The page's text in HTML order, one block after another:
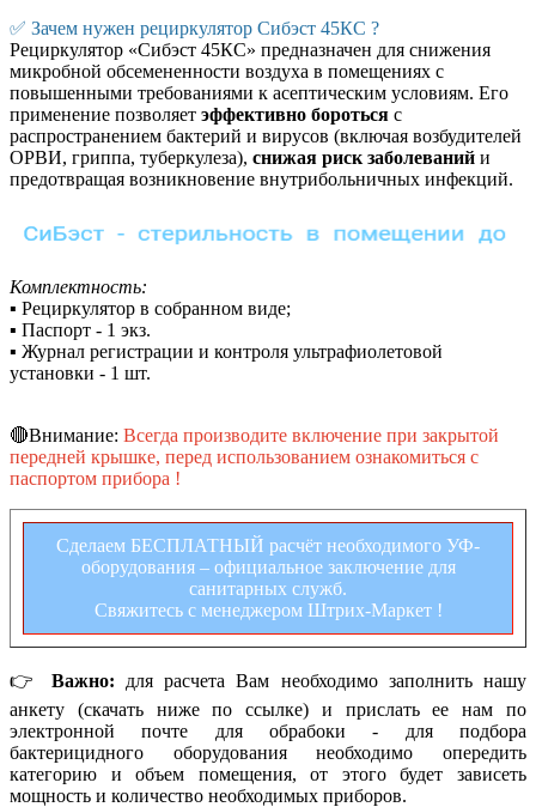
✅ Зачем нужен рециркулятор Сибэст 45КС ?
Рециркулятор «Сибэст 45КС» предназначен для снижения
микробной обсемененности воздуха в помещениях с
повышенными требованиями к асептическим условиям. Его
применение позволяет эффективно бороться с
распространением бактерий и вирусов (включая возбудителей
ОРВИ, гриппа, туберкулеза), снижая риск заболеваний и
предотвращая возникновение внутрибольничных инфекций.
Комплектность:
▪ Рециркулятор в собранном виде;
▪ Паспорт - 1 экз.
▪ Журнал регистрации и контроля ультрафиолетовой
установки - 1 шт.
🔴Внимание: Всегда производите включение при закрытой
передней крышке, перед использованием ознакомиться с
паспортом прибора !
Сделаем БЕСПЛАТНЫЙ расчёт необходимого УФ-
оборудования – официальное заключение для
санитарных служб.
Свяжитесь с менеджером Штрих-Маркет !
👉 Важно: для расчета Вам необходимо заполнить нашу
анкету (скачать ниже по ссылке) и прислать ее нам по
электронной почте для обрабоки - для подбора
бактерицидного оборудования необходимо опередить
категорию и объем помещения, от этого будет зависеть
мощность и количество необходимых приборов.